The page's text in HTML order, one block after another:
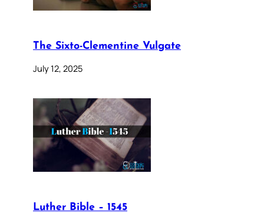
The Sixto-Clementine Vulgate
July 12, 2025
Luther Bible – 1545